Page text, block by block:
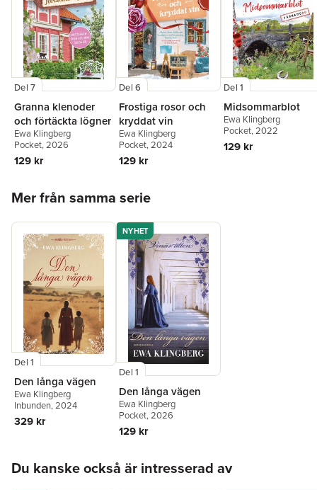
Del 7
Granna klenoder
och förtäckta lögner
Ewa Klingberg
Pocket, 2026
129 kr
Del 6
Frostiga rosor och
kryddat vin
Ewa Klingberg
Pocket, 2024
129 kr
Del 1
Midsommarblot
Ewa Klingberg
Pocket, 2022
129 kr
Mer från samma serie
Del 1
Den långa vägen
Ewa Klingberg
Inbunden, 2024
329 kr
NYHET
Del 1
Den långa vägen
Ewa Klingberg
Pocket, 2026
129 kr
Du kanske också är intresserad av